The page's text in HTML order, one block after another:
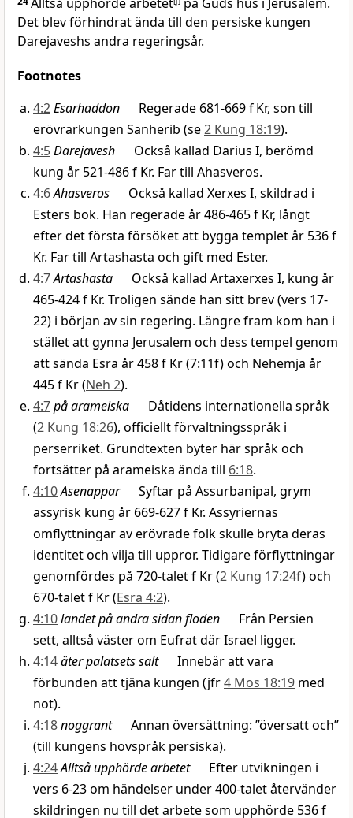
Det blev förhindrat ända till den persiske kungen
Darejaveshs andra regeringsår.
Footnotes
4:2Esarhaddon Regerade 681-669 f Kr, son till
erövrarkungen Sanherib (se2 Kung 18:19).
4:5Darejavesh Också kallad Darius I, berömd
kung år 521-486 f Kr. Far till Ahasveros.
4:6Ahasveros Också kallad Xerxes I, skildrad i
Esters bok. Han regerade år 486-465 f Kr, långt
efter det första försöket att bygga templet år 536 f
Kr. Far till Artashasta och gift med Ester.
4:7Artashasta Också kallad Artaxerxes I, kung år
465-424 f Kr. Troligen sände han sitt brev (vers 17-
22) i början av sin regering. Längre fram kom han i
stället att gynna Jerusalem och dess tempel genom
att sända Esra år 458 f Kr (7:11f) och Nehemja år
445 f Kr (Neh 2).
4:7på arameiska Dåtidens internationella språk
(2 Kung 18:26), officiellt förvaltningsspråk i
perserriket. Grundtexten byter här språk och
fortsätter på arameiska ända till 6:18.
4:10AsenapparSyftar på Assurbanipal, grym
assyrisk kung år 669-627 f Kr. Assyriernas
omflyttningar av erövrade folk skulle bryta deras
identitet och vilja till uppror. Tidigare förflyttningar
genomfördes på 720-talet f Kr (2 Kung 17:24f) och
670-talet f Kr (Esra 4:2).
4:10landet på andra sidan floden Från Persien
sett, alltså väster om Eufrat där Israel ligger.
4:14äter palatsets saltInnebär att vara
förbunden att tjäna kungen (jfr4 Mos 18:19 med
not).
4:18noggrantAnnan översättning: ”översatt och”
(till kungens hovspråk persiska).
4:24Alltså upphörde arbetetEfter utvikningen i
vers 6-23 om händelser under 400-talet återvänder
skildringen nu till det arbete som upphörde 536 f